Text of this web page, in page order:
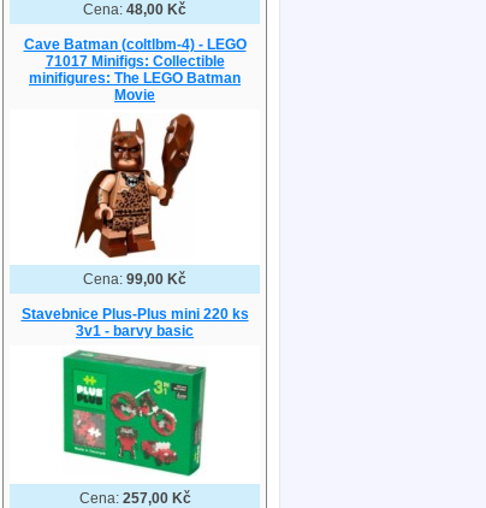
Cena: 48,00 Kč
Cave Batman (coltlbm-4) - LEGO
71017 Minifigs: Collectible
minifigures: The LEGO Batman
Movie
Cena: 99,00 Kč
Stavebnice Plus-Plus mini 220 ks
3v1 - barvy basic
Cena: 257,00 Kč